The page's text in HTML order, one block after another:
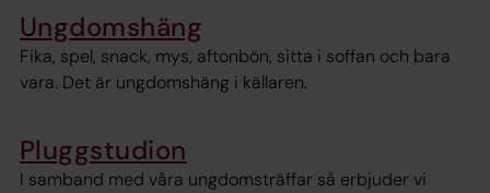
Ungdomshäng
Fika, spel, snack, mys, aftonbön, sitta i soffan och bara
vara. Det är ungdomshäng i källaren.
Pluggstudion
I samband med våra ungdomsträffar så erbjuder vi